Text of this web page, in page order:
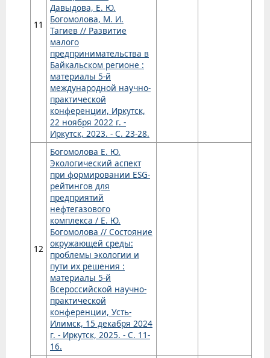
11
Давыдова, Е. Ю.
Богомолова, М. И.
Тагиев // Развитие
малого
предпринимательства в
Байкальском регионе :
материалы 5-й
международной научно-
практической
конференции, Иркутск,
22 ноября 2022 г. -
Иркутск, 2023. - С. 23-28.
12
Богомолова Е. Ю.
Экологический аспект
при формировании ESG-
рейтингов для
предприятий
нефтегазового
комплекса / Е. Ю.
Богомолова // Состояние
окружающей среды:
проблемы экологии и
пути их решения :
материалы 5-й
Всероссийской научно-
практической
конференции, Усть-
Илимск, 15 декабря 2024
г. - Иркутск, 2025. - С. 11-
16.